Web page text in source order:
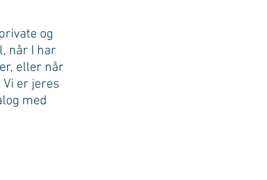
og
når I har
eller når
er jeres
med